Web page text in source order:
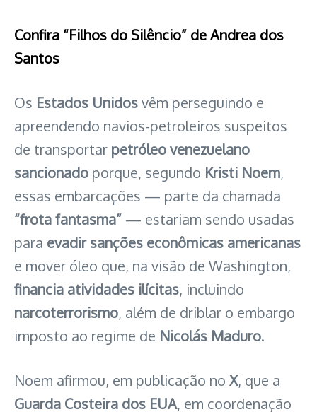
Confira “Filhos do Silêncio” de Andrea dos
Santos
Os Estados Unidosvêm perseguindo e
apreendendo navios-petroleiros suspeitos
de transportar petróleo venezuelano
sancionado porque, segundo Kristi Noem,
essas embarcações — parte da chamada
“frota fantasma” — estariam sendo usadas
para evadir sanções econômicas americanas
e mover óleo que, na visão de Washington,
financia atividades ilícitas, incluindo
narcoterrorismo, além de driblar o embargo
imposto ao regime de Nicolás Maduro.
Noem afirmou, em publicação no X, que a
Guarda Costeira dos EUA, em coordenação